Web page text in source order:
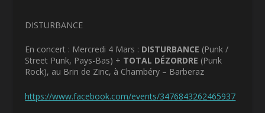
DISTURBANCE
En concert : Mercredi 4 Mars : DISTURBANCE (Punk /
Street Punk, Pays-Bas) + TOTAL DÉZORDRE (Punk
Rock), au Brin de Zinc, à Chambéry – Barberaz
https://www.facebook.com/events/3476843262465937